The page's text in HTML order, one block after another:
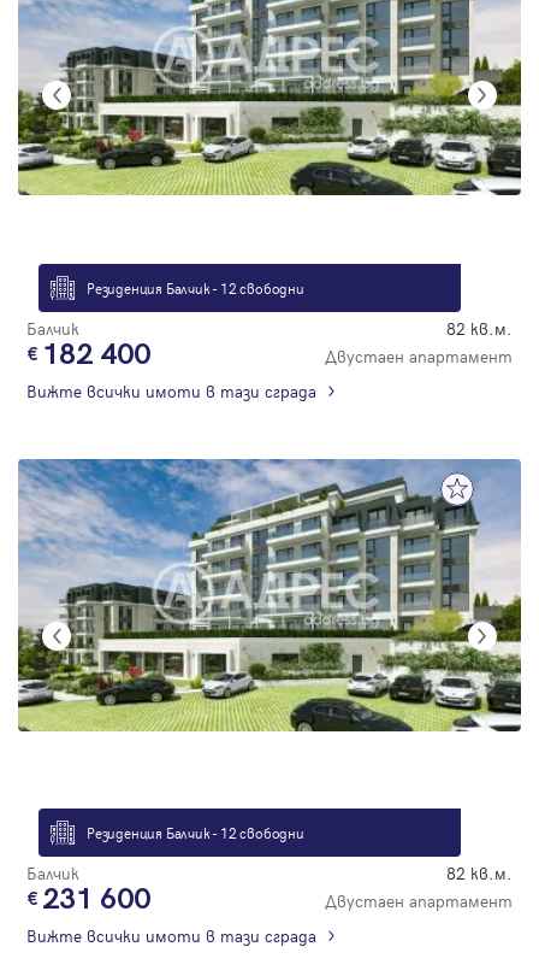
Резиденция Балчик - 12 свободни
Балчик 82 кв.м.
182 400
Двустаен апартамент
Вижте всички имоти в тази сграда
Резиденция Балчик - 12 свободни
Балчик 82 кв.м.
231 600
Двустаен апартамент
Вижте всички имоти в тази сграда